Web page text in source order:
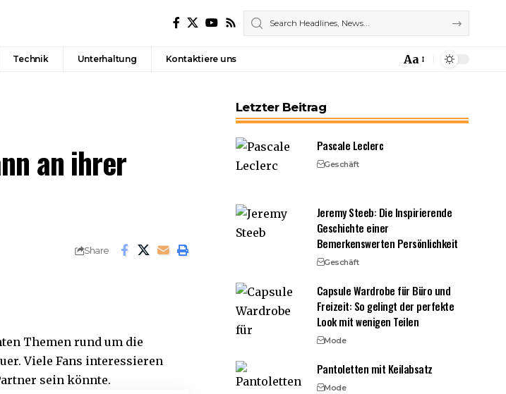
Technik Unterhaltung Kontaktiere uns
Font
Aa
an ihrer
Share
Themen rund um die
. Viele Fans interessieren
sein könnte.
Letzter Beitrag
Pascale Leclerc
Geschäft
Jeremy Steeb: Die Inspirierende
Geschichte einer
Bemerkenswerten Persönlichkeit
Geschäft
Capsule Wardrobe für Büro und
Freizeit: So gelingt der perfekte
Look mit wenigen Teilen
Mode
Pantoletten mit Keilabsatz
Mode